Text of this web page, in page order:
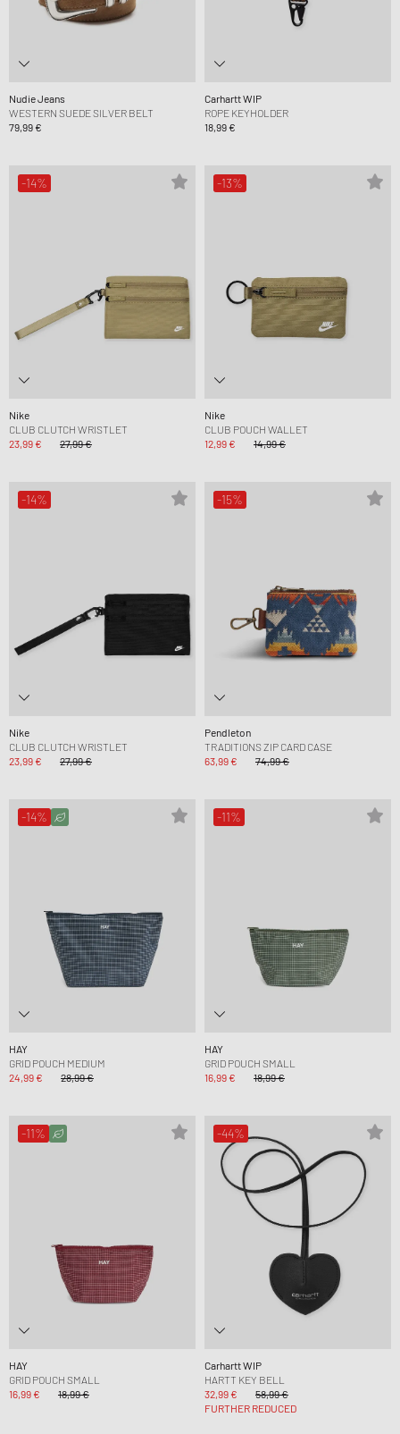
Nudie Jeans
WESTERN SUEDE SILVER BELT
79,99 €
Carhartt WIP
ROPE KEYHOLDER
18,99 €
-14%
Nike
CLUB CLUTCH WRISTLET
23,99 €
27,99 €
-13%
Nike
CLUB POUCH WALLET
12,99 €
14,99 €
-14%
Nike
CLUB CLUTCH WRISTLET
23,99 €
27,99 €
-15%
Pendleton
TRADITIONS ZIP CARD CASE
63,99 €
74,99 €
-14%
HAY
GRID POUCH MEDIUM
24,99 €
28,99 €
-11%
HAY
GRID POUCH SMALL
16,99 €
18,99 €
-11%
HAY
GRID POUCH SMALL
16,99 €
18,99 €
-44%
Carhartt WIP
HARTT KEY BELL
32,99 €
58,99 €
FURTHER REDUCED